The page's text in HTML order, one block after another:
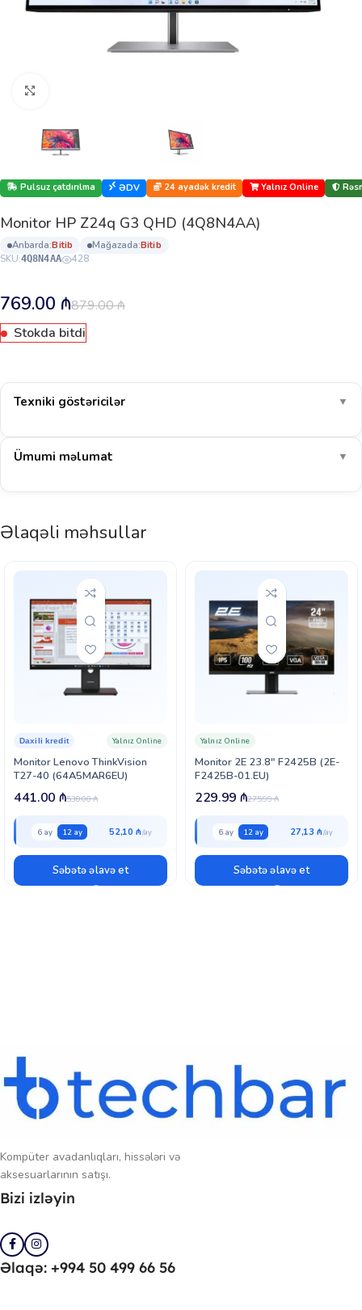
Pulsuz çatdırılma ƏDV 24 ayadək kredit Yalnız Online
Monitor HP Z24q G3 QHD (4Q8N4AA)
anbarda: bi̇ti̇b mağazada: bi̇ti̇b
SKU:4Q8N4AA 428
879.00₼
769.00 ₼
Stokda bitdi
Texniki göstəricilər ▼
Ümumi məlumat ▼
Əlaqəli məhsullar
Monitor Lenovo ThinkVision
T27-40 (64A5MAR6EU)
Daxili kredit Yalnız Online
530.00₼
441.00 ₼
6 ay 12 ay 52,10 ₼
Səbətə əlavə et
Monitor 2E 23.8″ F2425B (2E-
F2425B-01.EU)
Yalnız Online
275.99₼
229.99 ₼
6 ay 12 ay 27,13 ₼
Səbətə əlavə et
Kompüter avadanlıqları, hissələri və
aksesuarlarının satışı.
Bizi izləyin
Əlaqə: +994 50 499 66 56